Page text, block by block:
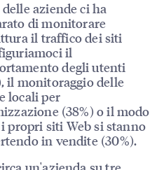
delle aziende ci ha
di monitorare
il traffico dei siti
il
degli utenti
il monitoraggio delle
locali per
(38%) o il modo
propri siti Web si stanno
in vendite (30%).
un'azienda su tre